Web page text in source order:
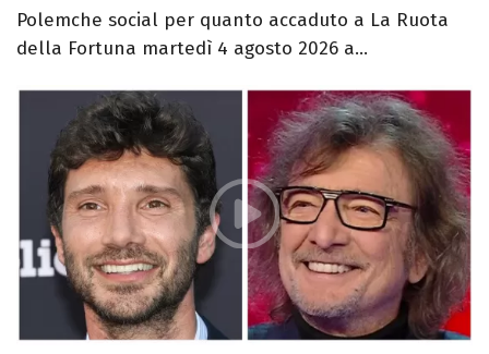
Polemche social per quanto accaduto a La Ruota
della Fortuna martedì 4 agosto 2026 a...